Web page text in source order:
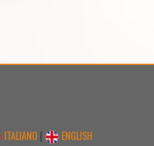
ITALIANO | ENGLISH